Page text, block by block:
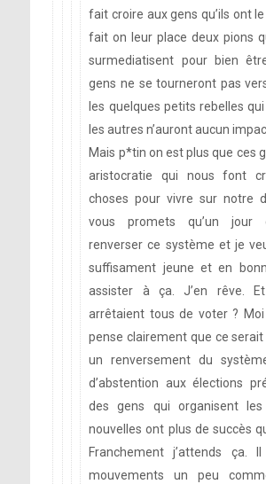
fait croire aux gens qu’ils ont
fait on leur place deux pions
surmediatisent pour bien
gens ne se tourneront pas
les quelques petits rebelles
les autres n’auront aucun
Mais p*tin on est plus que ces
aristocratie qui nous font
choses pour vivre sur notre
vous promets qu’un jour
renverser ce système et je
suffisament jeune et en
assister à ça. J’en rêve.
arrêtaient tous de voter ? Moi
pense clairement que ce
un renversement du
d’abstention aux élections
des gens qui organisent
nouvelles ont plus de succès
Franchement j’attends ça.
mouvements un peu